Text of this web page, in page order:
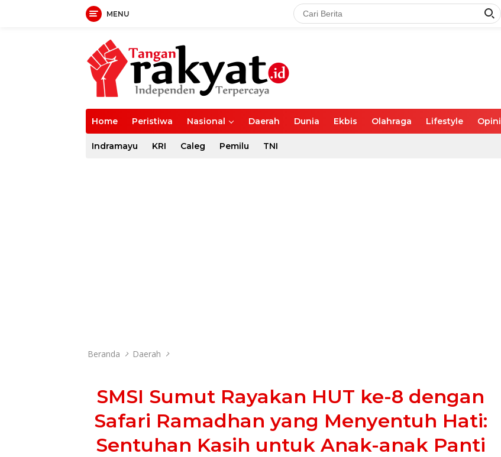
MENU
Home Peristiwa Nasional Daerah Dunia Ekbis Olahraga Lifestyle Opini
Indramayu KRI Caleg Pemilu TNI
Beranda Daerah
SMSI Sumut Rayakan HUT ke-8 dengan
Safari Ramadhan yang Menyentuh Hati:
Sentuhan Kasih untuk Anak-anak Panti